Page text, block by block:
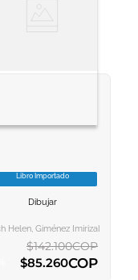
Rodríguez Moisés
INFORMACION
Libro Importado
Dibujar
Helen, Giménez Imirizaldu Darío
$142.100COP
$85.260COP